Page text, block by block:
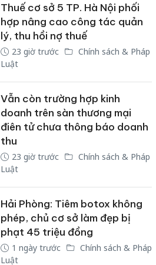
Thuế cơ sở 5 TP. Hà Nội phối
hợp nâng cao công tác quản
lý, thu hồi nợ thuế
23 giờ trước
Chính sách & Pháp
Luật
Vẫn còn trường hợp kinh
doanh trên sàn thương mại
điên tử chưa thông báo doanh
thu
23 giờ trước
Chính sách & Pháp
Luật
Hải Phòng: Tiêm botox không
phép, chủ cơ sở làm đẹp bị
phạt 45 triệu đồng
1 ngày trước
Chính sách & Pháp
Luật